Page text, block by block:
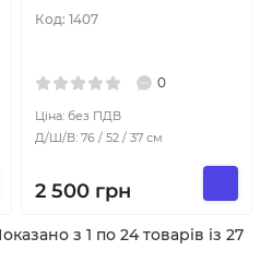
Код: 1407
0
Ціна: без ПДВ
Д/Ш/В: 76 / 52 / 37 см
2 500 грн
з 1 по 24 товарів із 27